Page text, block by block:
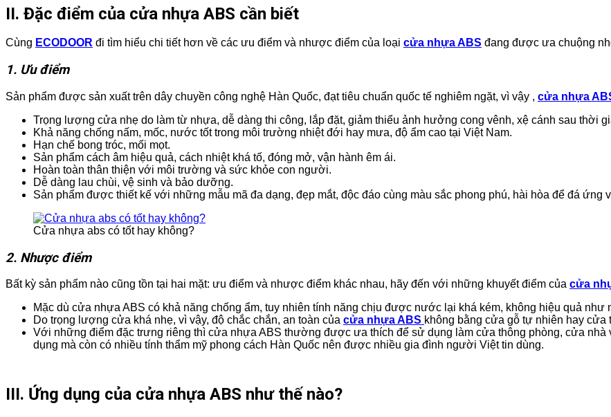
II. Đặc điểm của cửa nhựa ABS cần biết
Cùng ECODOOR đi tìm hiểu chi tiết hơn về các ưu điểm và nhược điểm của loại cửa nhựa ABS đang được ưa chuộng
1. Ưu điểm
Sản phẩm được sản xuất trên dây chuyền công nghệ Hàn Quốc, đạt tiêu chuẩn quốc tế nghiêm ngặt, vì vậy , cửa nhựa
Trọng lượng cửa nhẹ do làm từ nhựa, dễ dàng thi công, lắp đặt, giảm thiểu ảnh hưởng cong vênh, xệ cánh sau thời
Khả năng chống nấm, mốc, nước tốt trong môi trường nhiệt đới hay mưa, độ ẩm cao tại Việt Nam.
Hạn chế bong tróc, mối mọt.
Sản phẩm cách âm hiệu quả, cách nhiệt khá tố, đóng mở, vận hành êm ái.
Hoàn toàn thân thiện với môi trường và sức khỏe con người.
Dễ dàng lau chùi, vệ sinh và bảo dưỡng.
Sản phẩm được thiết kế với những mẫu mã đa dạng, đẹp mắt, độc đáo cùng màu sắc phong phú, hài hòa để đá
Cửa nhựa abs có tốt hay không?
2. Nhược điểm
Bất kỳ sản phẩm nào cũng tồn tại hai mặt: ưu điểm và nhược điểm khác nhau, hãy đến với những khuyết điểm của cửa
Mặc dù cửa nhựa ABS có khả năng chống ẩm, tuy nhiên tính năng chịu được nước lại khá kém, không hiệu quả như
Do trọng lượng cửa khá nhẹ, vì vậy, độ chắc chắn, an toàn của cửa nhựa ABS không bằng cửa gỗ tự nhiên hay cửa
Với những điểm đặc trưng riêng thì cửa nhựa ABS thường được ưa thích để sử dụng làm cửa thông phòng, cửa
dụng mà còn có nhiều tính thẩm mỹ phong cách Hàn Quốc nên được nhiều gia đình người Việt tin dùng.
III. Ứng dụng của cửa nhựa ABS như thế nào?